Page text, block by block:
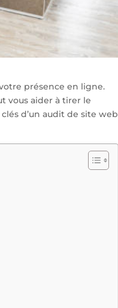
présence en ligne.
vous aider à tirer le
d’un audit de site web